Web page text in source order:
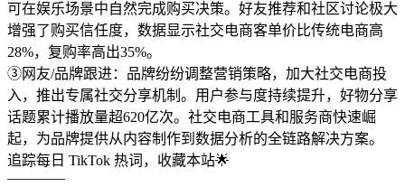
可在娱乐场景中自然完成购买决策。好友推荐和社区讨论极大
增强了购买信任度，数据显示社交电商客单价比传统电商高
28%，复购率高出35%。
③网友/品牌跟进：品牌纷纷调整营销策略，加大社交电商投
入，推出专属社交分享机制。用户参与度持续提升，好物分享
话题累计播放量超620亿次。社交电商工具和服务商快速崛
起，为品牌提供从内容制作到数据分析的全链路解决方案。
追踪每日 TikTok 热词，收藏本站🌟
————